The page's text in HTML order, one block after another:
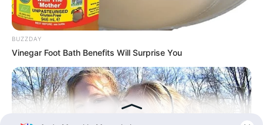
BUZZDAY
Vinegar Foot Bath Benefits Will Surprise You